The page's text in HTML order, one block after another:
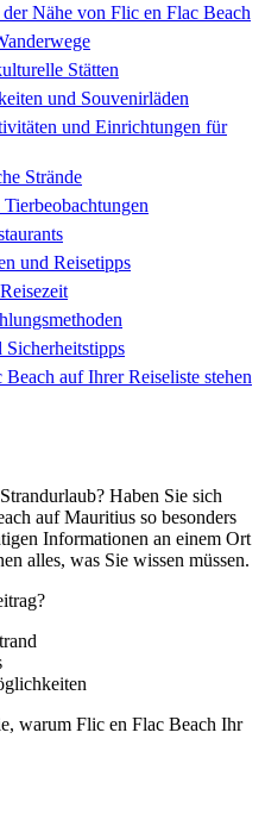
Nähe von Flic en Flac Beach
Stätten
und Souvenirläden
und Einrichtungen für
Strände
und Reisetipps
Sicherheitstipps
auf Ihrer Reiseliste stehen
Haben Sie sich
auf Mauritius so besonders
Informationen an einem Ort
alles, was Sie wissen müssen.
warum Flic en Flac Beach Ihr